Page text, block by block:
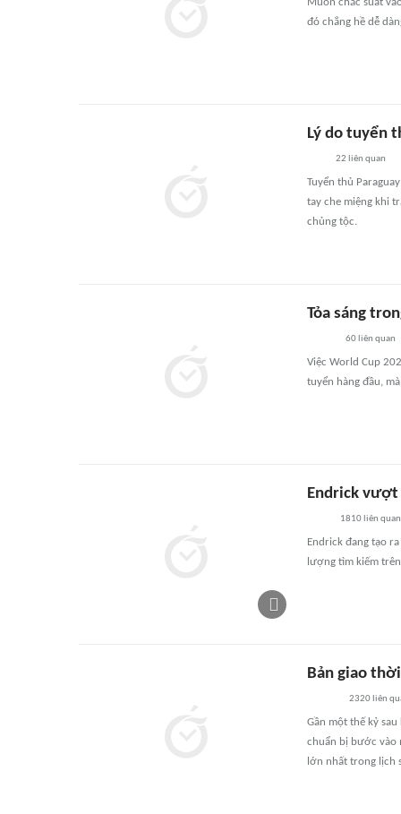
đó chẳng hề dễ
Lý do tuyển
22 liên quan
Tuyển thủ
tay che miệng khi
chủng tộc.
Tỏa sáng
60liên quan
Việc World Cup
tuyển hàng đầu,
Endrick vượt
1810liên quan
Endrick đang tạo
lượng tìm kiếm
Bản giao
2320liên
Gần một thế kỷ
chuẩn bị bước vào
lớn nhất trong lịch